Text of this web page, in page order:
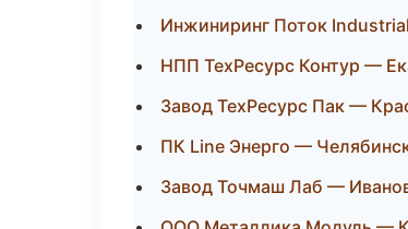
Инжиниринг Поток
НПП ТехРесурс Контур —
Завод ТехРесурс Пак —
ПК Line Энерго —
Завод Точмаш Лаб —